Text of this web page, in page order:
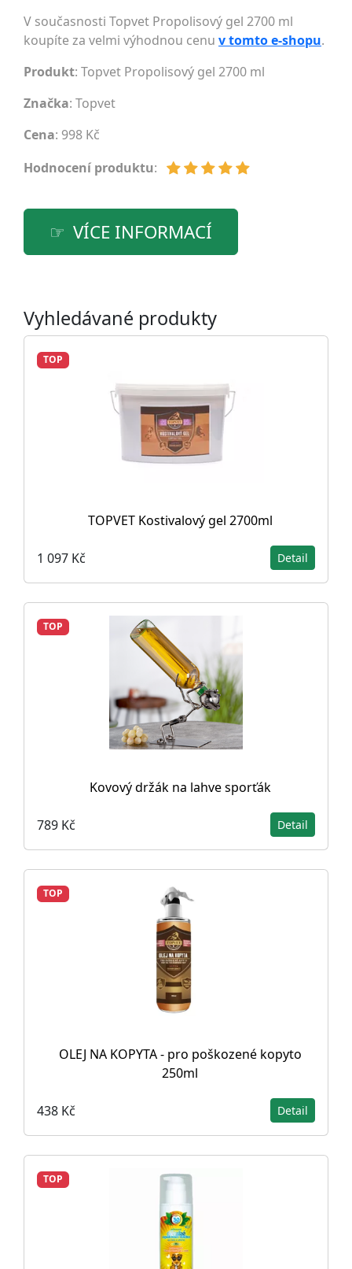
V současnosti Topvet Propolisový gel 2700 ml
koupíte za velmi výhodnou cenu v tomto e-shopu.
Produkt: Topvet Propolisový gel 2700 ml
Značka: Topvet
Cena: 998 Kč
Hodnocení produktu:
VÍCE INFORMACÍ
Vyhledávané produkty
TOP
TOPVET Kostivalový gel 2700ml
1 097 Kč Detail
TOP
Kovový držák na lahve sporťák
789 Kč Detail
TOP
OLEJ NA KOPYTA - pro poškozené kopyto
250ml
438 Kč Detail
TOP